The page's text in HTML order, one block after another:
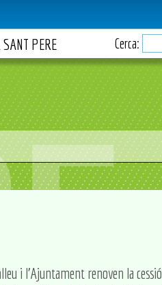
PERE Cerca:
i l'Ajuntament renoven la cessió